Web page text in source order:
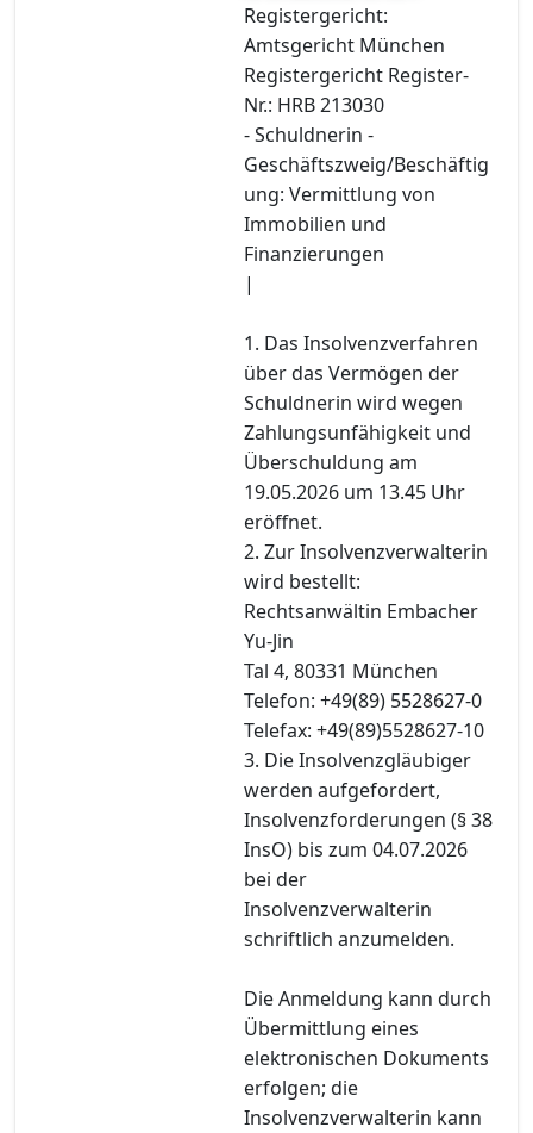
Registergericht:
Amtsgericht München
Registergericht Register-
Nr.: HRB 213030
- Schuldnerin -
Geschäftszweig/Beschäftig
ung: Vermittlung von
Immobilien und
Finanzierungen
|
1. Das Insolvenzverfahren
über das Vermögen der
Schuldnerin wird wegen
Zahlungsunfähigkeit und
Überschuldung am
19.05.2026 um 13.45 Uhr
eröffnet.
2. Zur Insolvenzverwalterin
wird bestellt:
Rechtsanwältin Embacher
Yu-Jin
Tal 4, 80331 München
Telefon: +49(89) 5528627-0
Telefax: +49(89)5528627-10
3. Die Insolvenzgläubiger
werden aufgefordert,
Insolvenzforderungen (§ 38
InsO) bis zum 04.07.2026
bei der
Insolvenzverwalterin
schriftlich anzumelden.
Die Anmeldung kann durch
Übermittlung eines
elektronischen Dokuments
erfolgen; die
Insolvenzverwalterin kann